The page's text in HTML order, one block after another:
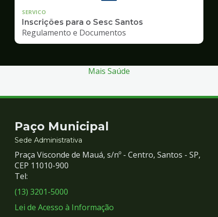
SERVICO
Inscrições para o Sesc Santos
Regulamento e Documentos
Mais Saúde
Contato
e
Redes
Sociais
Paço Municipal
Sede Administrativa
Praça Visconde de Mauá, s/nº - Centro, Santos - SP,
CEP 11010-900
Tel:
(13) 3201-5000
Lei de Acesso à Informação